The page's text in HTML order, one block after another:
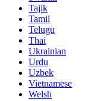
Tajik
Tamil
Telugu
Thai
Ukrainian
Urdu
Uzbek
Vietnamese
Welsh